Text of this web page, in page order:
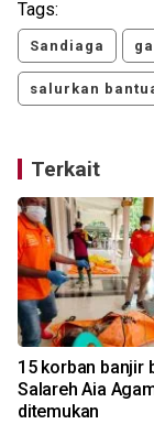
Tags:
Sandiaga
salurkan
Terkait
15 korban banjir
Salareh Aia
ditemukan